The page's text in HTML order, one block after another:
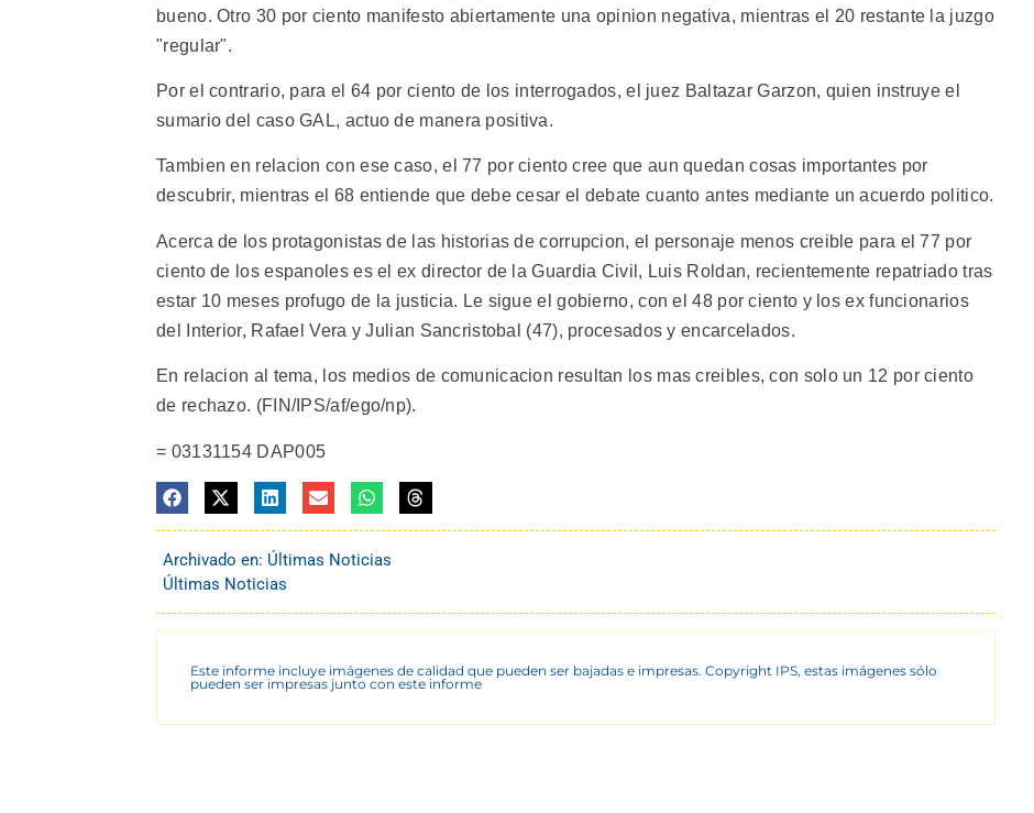
bueno. Otro 30 por ciento manifesto abiertamente una opinion negativa, mientras el 20 restante la juzgo
"regular".
Por el contrario, para el 64 por ciento de los interrogados, el juez Baltazar Garzon, quien instruye el
sumario del caso GAL, actuo de manera positiva.
Tambien en relacion con ese caso, el 77 por ciento cree que aun quedan cosas importantes por
descubrir, mientras el 68 entiende que debe cesar el debate cuanto antes mediante un acuerdo politico.
Acerca de los protagonistas de las historias de corrupcion, el personaje menos creible para el 77 por
ciento de los espanoles es el ex director de la Guardia Civil, Luis Roldan, recientemente repatriado tras
estar 10 meses profugo de la justicia. Le sigue el gobierno, con el 48 por ciento y los ex funcionarios
del Interior, Rafael Vera y Julian Sancristobal (47), procesados y encarcelados.
En relacion al tema, los medios de comunicacion resultan los mas creibles, con solo un 12 por ciento
de rechazo. (FIN/IPS/af/ego/np).
= 03131154 DAP005
Archivado en: Últimas Noticias
Últimas Noticias
Este informe incluye imágenes de calidad que pueden ser bajadas e impresas. Copyright IPS, estas imágenes sólo
pueden ser impresas junto con este informe